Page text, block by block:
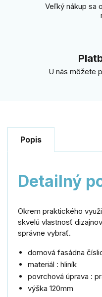
Veľký nákup sa
U nás môžete
Popis
Detailný
Okrem praktického
skvelú vlastnosť
správne vybrať.
domová fasádna
materiál : hliník
povrchová úprava :
výška 120mm